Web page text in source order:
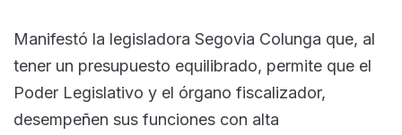
Manifestó la legisladora Segovia Colunga que, al
tener un presupuesto equilibrado, permite que el
Poder Legislativo y el órgano fiscalizador,
desempeñen sus funciones con alta